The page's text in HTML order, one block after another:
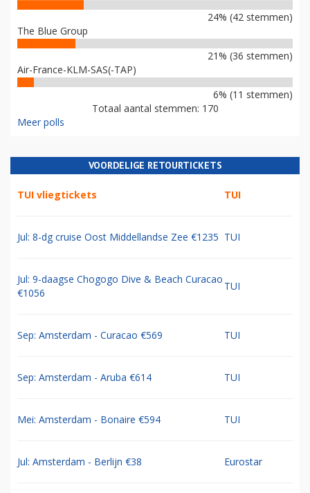
24% (42 stemmen)
The Blue Group
21% (36 stemmen)
Air-France-KLM-SAS(-TAP)
6% (11 stemmen)
Totaal aantal stemmen: 170
Meer polls
VOORDELIGE RETOURTICKETS
TUI vliegtickets TUI
Jul: 8-dg cruise Oost Middellandse Zee €1235 TUI
Jul: 9-daagse Chogogo Dive & Beach Curacao
€1056
TUI
Sep: Amsterdam - Curacao €569 TUI
Sep: Amsterdam - Aruba €614 TUI
Mei: Amsterdam - Bonaire €594 TUI
Jul: Amsterdam - Berlijn €38 Eurostar